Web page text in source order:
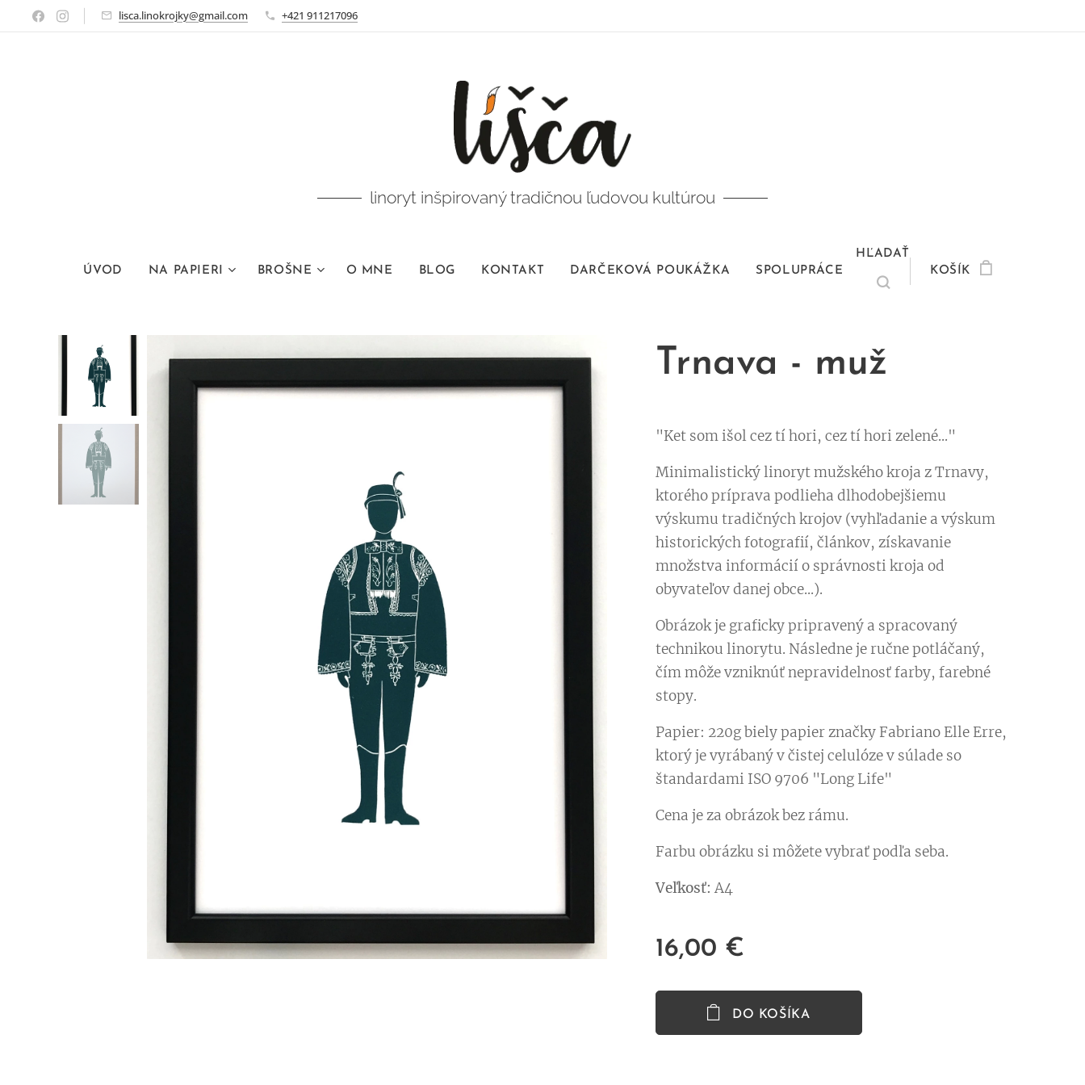
lisca.linokrojky@gmail.com +421 911217096
linoryt inšpirovaný tradičnou ľudovou kultúrou
ÚVOD NA PAPIERI BROŠNE O MNE BLOG KONTAKT DARČEKOVÁ POUKÁŽKA SPOLUPRÁCE
HĽADAŤ
KOŠÍK
Trnava - muž
"Ket som išol cez tí hori, cez tí hori zelené..."
Minimalistický linoryt mužského kroja z Trnavy,
ktorého príprava podlieha dlhodobejšiemu
výskumu tradičných krojov (vyhľadanie a výskum
historických fotografií, článkov, získavanie
množstva informácií o správnosti kroja od
obyvateľov danej obce...).
Obrázok je graficky pripravený a spracovaný
technikou linorytu. Následne je ručne potláčaný,
čím môže vzniknúť nepravidelnosť farby, farebné
stopy.
Papier: 220g biely papier značky Fabriano Elle Erre,
ktorý je vyrábaný v čistej celulóze v súlade so
štandardami ISO 9706 "Long Life"
Cena je za obrázok bez rámu.
Farbu obrázku si môžete vybrať podľa seba.
Veľkosť: A4
16,00 €
DO KOŠÍKA